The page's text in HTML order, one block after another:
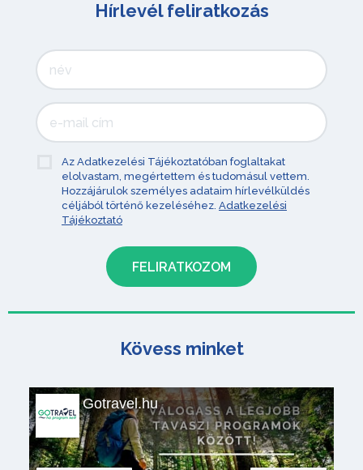
Hírlevél feliratkozás
Az Adatkezelési Tájékoztatóban foglaltakat
elolvastam, megértettem és tudomásul vettem.
Hozzájárulok személyes adataim hírlevélküldés
céljából történő kezeléséhez. Adatkezelési
Tájékoztató
Kövess minket
Gotravel.hu